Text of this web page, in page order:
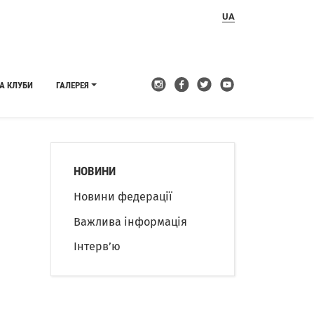
КЛУБИ ГАЛЕРЕЯ
UA
НОВИНИ
Новини федерації
Важлива інформація
Інтерв’ю